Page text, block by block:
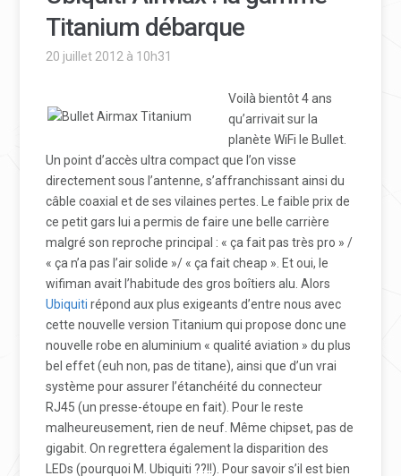
Titanium débarque
20 juillet 2012 à 10h31
Voilà bientôt 4 ans
qu’arrivait sur la
planète WiFi le Bullet.
Un point d’accès ultra compact que l’on visse
directement sous l’antenne, s’affranchissant ainsi du
câble coaxial et de ses vilaines pertes. Le faible prix de
ce petit gars lui a permis de faire une belle carrière
malgré son reproche principal : « ça fait pas très pro » /
« ça n’a pas l’air solide »/ « ça fait cheap ». Et oui, le
wifiman avait l’habitude des gros boîtiers alu. Alors
Ubiquiti répond aux plus exigeants d’entre nous avec
cette nouvelle version Titanium qui propose donc une
nouvelle robe en aluminium « qualité aviation » du plus
bel effet (euh non, pas de titane), ainsi que d’un vrai
système pour assurer l’étanchéité du connecteur
RJ45 (un presse-étoupe en fait). Pour le reste
malheureusement, rien de neuf. Même chipset, pas de
gigabit. On regrettera également la disparition des
LEDs (pourquoi M. Ubiquiti ??!!). Pour savoir s’il est bien